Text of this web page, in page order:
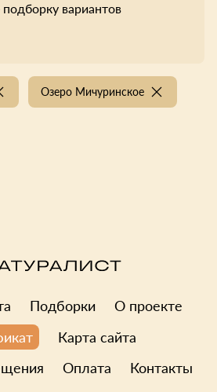
вариантов
Озеро Мичуринское
Подборки
О проекте
Карта сайта
Оплата Контакты